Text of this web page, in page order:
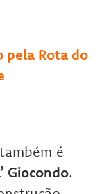
pela Rota do
é
Giocondo.